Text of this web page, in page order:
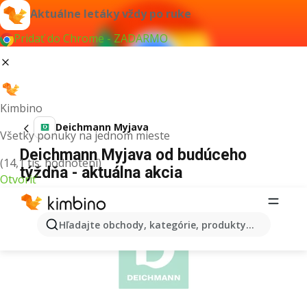
Aktuálne letáky vždy po ruke
Pridať do Chrome - ZADARMO
Kimbino
Všetky ponuky na jednom mieste
(14,1 tis. hodnotení)
Otvoriť
Hľadajte obchody, kategórie, produkty...
Deichmann Myjava
Deichmann Myjava od budúceho
týždňa - aktuálna akcia